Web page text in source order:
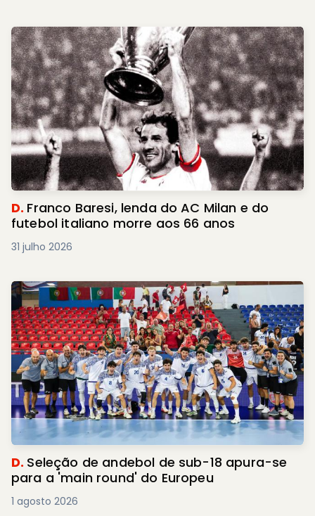
D. Franco Baresi, lenda do AC Milan e do
futebol italiano morre aos 66 anos
31 julho 2026
D. Seleção de andebol de sub-18 apura-se
para a 'main round' do Europeu
1 agosto 2026